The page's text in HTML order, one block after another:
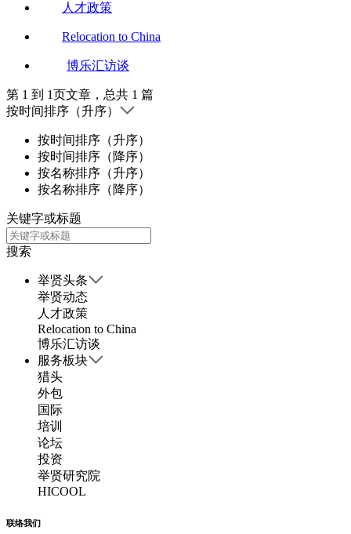
人才政策
Relocation to China
博乐汇访谈
第 1 到 1页文章，总共 1 篇
按时间排序（升序）
按时间排序（升序）
按时间排序（降序）
按名称排序（升序）
按名称排序（降序）
关键字或标题
搜索
举贤头条
举贤动态
人才政策
Relocation to China
博乐汇访谈
服务板块
猎头
外包
国际
培训
论坛
投资
举贤研究院
HICOOL
联络我们